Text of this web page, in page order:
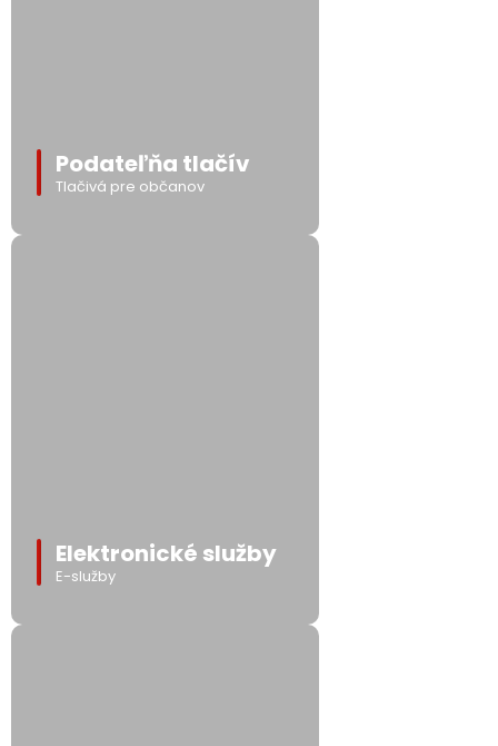
Podateľňa tlačív
Tlačivá pre občanov
Elektronické služby
E-služby